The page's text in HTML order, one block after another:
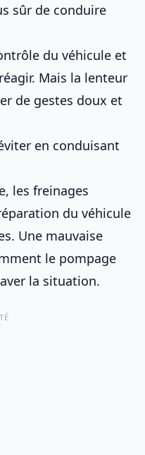
sûr de conduire
du véhicule et
Mais la lenteur
de gestes doux et
en conduisant
les freinages
du véhicule
Une mauvaise
le pompage
la situation.